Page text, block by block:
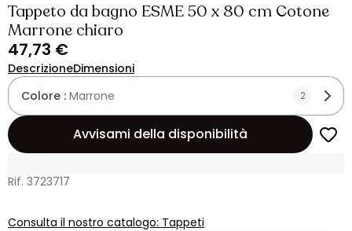
Tappeto da bagno ESME 50 x 80 cm Cotone
Marrone chiaro
47,73 €
DescrizioneDimensioni
Colore : Marrone 2
Avvisami della disponibilità
Rif. 3723717
Consulta il nostro catalogo: Tappeti